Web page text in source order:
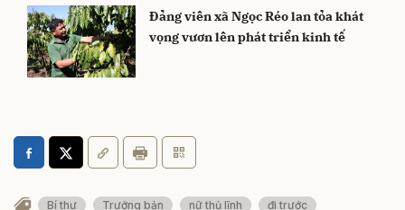
Đảng viên xã Ngọc Réo lan tỏa khát
vọng vươn lên phát triển kinh tế
Bí thư Trưởng bản nữ thủ lĩnh
đi trước